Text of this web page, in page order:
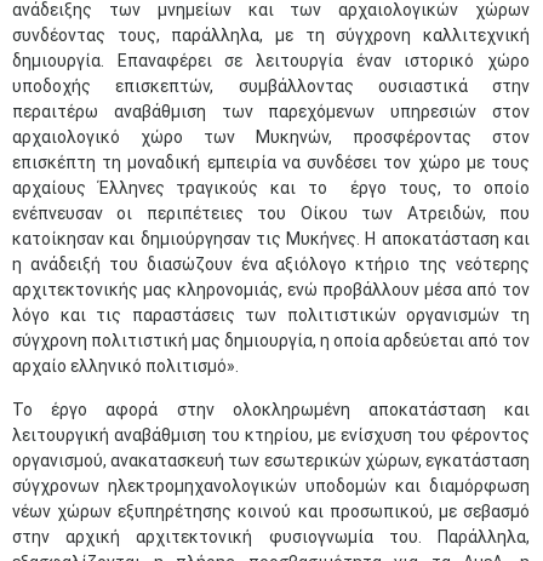
ανάδειξης των μνημείων και των αρχαιολογικών χώρων
συνδέοντας τους, παράλληλα, με τη σύγχρονη καλλιτεχνική
δημιουργία. Επαναφέρει σε λειτουργία έναν ιστορικό χώρο
υποδοχής επισκεπτών, συμβάλλοντας ουσιαστικά στην
περαιτέρω αναβάθμιση των παρεχόμενων υπηρεσιών στον
αρχαιολογικό χώρο των Μυκηνών, προσφέροντας στον
επισκέπτη τη μοναδική εμπειρία να συνδέσει τον χώρο με τους
αρχαίους Έλληνες τραγικούς και το έργο τους, το οποίο
ενέπνευσαν οι περιπέτειες του Οίκου των Ατρειδών, που
κατοίκησαν και δημιούργησαν τις Μυκήνες. Η αποκατάσταση και
η ανάδειξή του διασώζουν ένα αξιόλογο κτήριο της νεότερης
αρχιτεκτονικής μας κληρονομιάς, ενώ προβάλλουν μέσα από τον
λόγο και τις παραστάσεις των πολιτιστικών οργανισμών τη
σύγχρονη πολιτιστική μας δημιουργία, η οποία αρδεύεται από τον
αρχαίο ελληνικό πολιτισμό».
Το έργο αφορά στην ολοκληρωμένη αποκατάσταση και
λειτουργική αναβάθμιση του κτηρίου, με ενίσχυση του φέροντος
οργανισμού, ανακατασκευή των εσωτερικών χώρων, εγκατάσταση
σύγχρονων ηλεκτρομηχανολογικών υποδομών και διαμόρφωση
νέων χώρων εξυπηρέτησης κοινού και προσωπικού, με σεβασμό
στην αρχική αρχιτεκτονική φυσιογνωμία του. Παράλληλα,